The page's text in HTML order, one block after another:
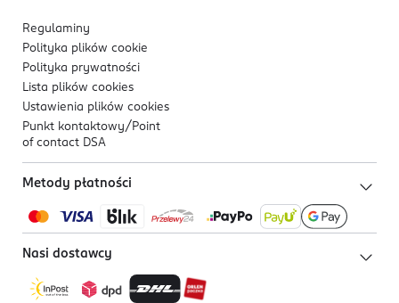
Regulaminy
Polityka plików cookie
Polityka prywatności
Lista plików cookies
Ustawienia plików cookies
Punkt kontaktowy/ Point
of contact DSA
Metody płatności
Nasi dostawcy